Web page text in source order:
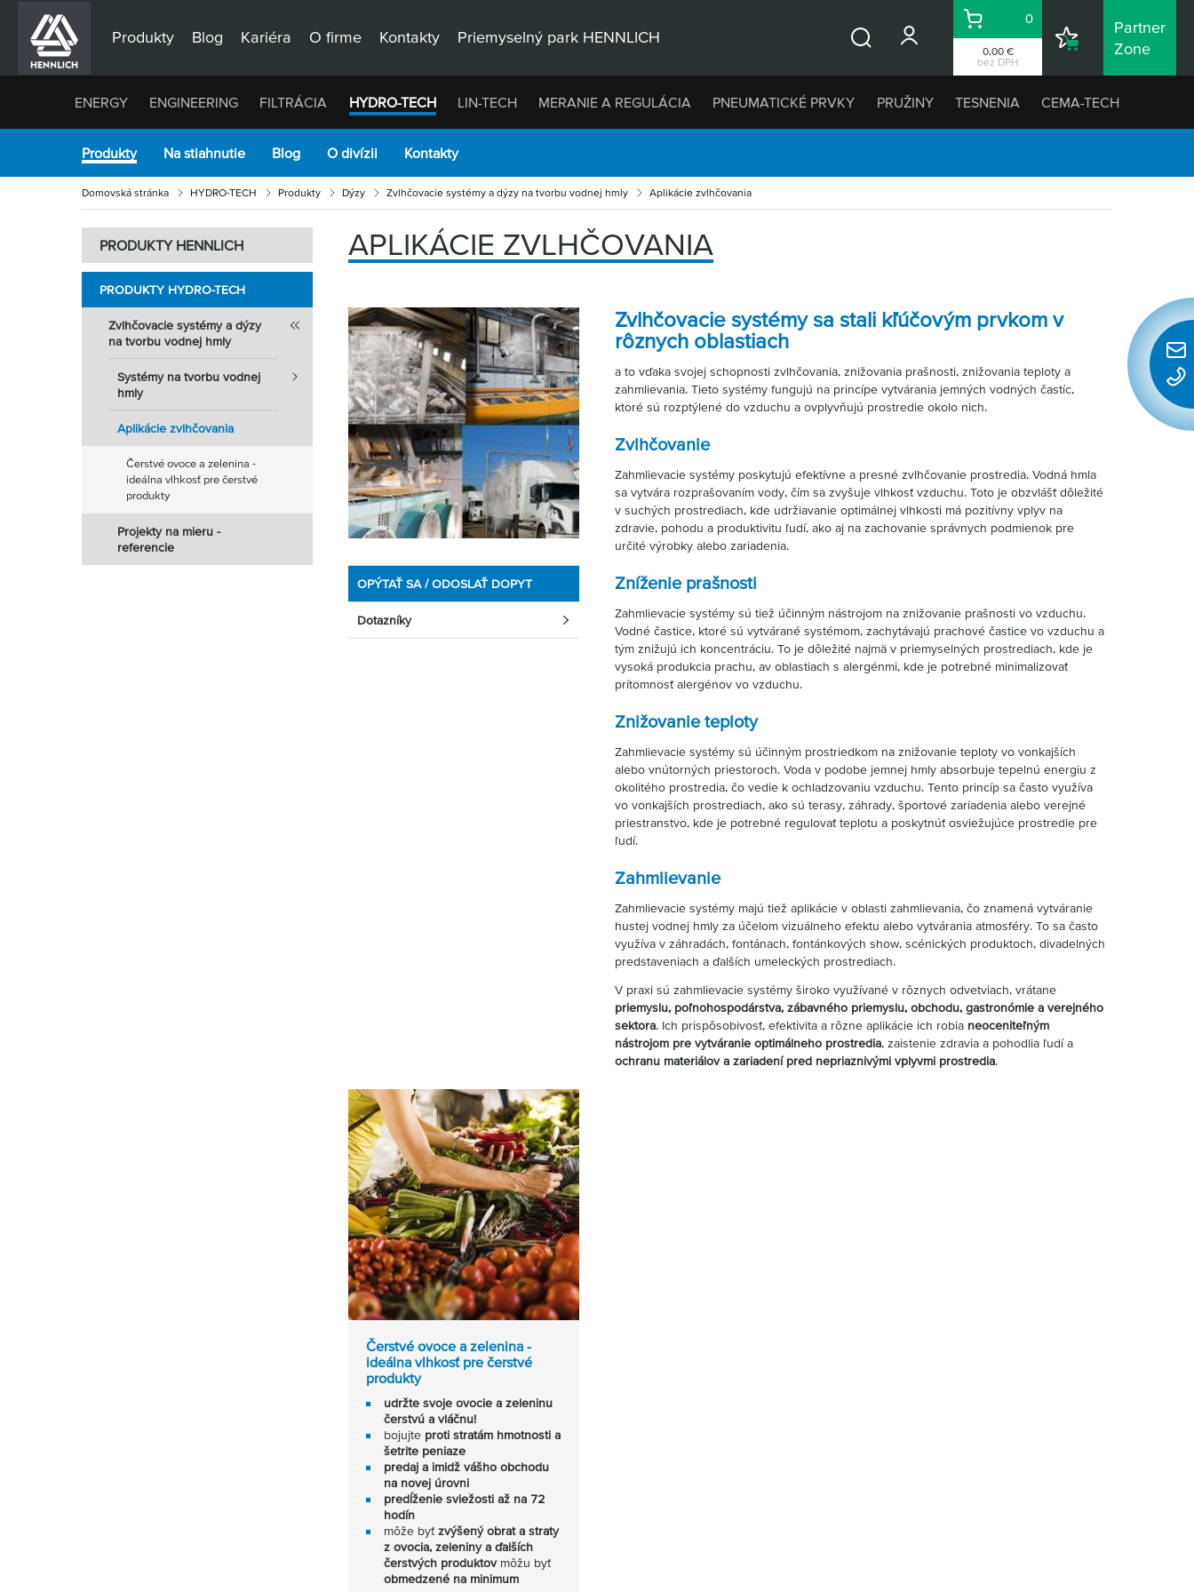
Produkty Blog Kariéra O firme Kontakty Priemyselný park HENNLICH
0,00 €
bez DPH
Košík
0
Nákupný
Partner
Zone
ENERGY ENGINEERING FILTRÁCIA HYDRO-TECH LIN-TECH MERANIE A REGULÁCIA PNEUMATICKÉ PRVKY PRUŽINY TESNENIA CEMA-TECH
Produkty Na stiahnutie Blog O divízii Kontakty
Domovská stránka HYDRO-TECH Produkty Dýzy Zvlhčovacie systémy a dýzy na tvorbu vodnej hmly Aplikácie zvlhčovania
PRODUKTY HENNLICH
PRODUKTY HYDRO-TECH
Zvlhčovacie systémy a dýzy
na tvorbu vodnej hmly
Systémy na tvorbu vodnej
hmly
Aplikácie zvlhčovania
Čerstvé ovoce a zelenina -
ideálna vlhkosť pre čerstvé
produkty
Projekty na mieru -
referencie
APLIKÁCIE ZVLHČOVANIA
OPÝTAŤ SA / ODOSLAŤ DOPYT
Dotazníky
Zvlhčovacie systémy sa stali kľúčovým prvkom v
rôznych oblastiach
a to vďaka svojej schopnosti zvlhčovania, znižovania prašnosti, znižovania teploty a
zahmlievania. Tieto systémy fungujú na princípe vytvárania jemných vodných častíc,
ktoré sú rozptýlené do vzduchu a ovplyvňujú prostredie okolo nich.
Zvlhčovanie
Zahmlievacie systémy poskytujú efektívne a presné zvlhčovanie prostredia. Vodná hmla
sa vytvára rozprašovaním vody, čím sa zvyšuje vlhkosť vzduchu. Toto je obzvlášť dôležité
v suchých prostrediach, kde udržiavanie optimálnej vlhkosti má pozitívny vplyv na
zdravie, pohodu a produktivitu ľudí, ako aj na zachovanie správnych podmienok pre
určité výrobky alebo zariadenia.
Zníženie prašnosti
Zahmlievacie systémy sú tiež účinným nástrojom na znižovanie prašnosti vo vzduchu.
Vodné častice, ktoré sú vytvárané systémom, zachytávajú prachové častice vo vzduchu a
tým znižujú ich koncentráciu. To je dôležité najmä v priemyselných prostrediach, kde je
vysoká produkcia prachu, av oblastiach s alergénmi, kde je potrebné minimalizovať
prítomnosť alergénov vo vzduchu.
Znižovanie teploty
Zahmlievacie systémy sú účinným prostriedkom na znižovanie teploty vo vonkajších
alebo vnútorných priestoroch. Voda v podobe jemnej hmly absorbuje tepelnú energiu z
okolitého prostredia, čo vedie k ochladzovaniu vzduchu. Tento princíp sa často využíva
vo vonkajších prostrediach, ako sú terasy, záhrady, športové zariadenia alebo verejné
priestranstvo, kde je potrebné regulovať teplotu a poskytnúť osviežujúce prostredie pre
ľudí.
Zahmlievanie
Zahmlievacie systémy majú tiež aplikácie v oblasti zahmlievania, čo znamená vytváranie
hustej vodnej hmly za účelom vizuálneho efektu alebo vytvárania atmosféry. To sa často
využíva v záhradách, fontánach, fontánkových show, scénických produktoch, divadelných
predstaveniach a ďalších umeleckých prostrediach.
V praxi sú zahmlievacie systémy široko využívané v rôznych odvetviach, vrátane
priemyslu, poľnohospodárstva, zábavného priemyslu, obchodu, gastronómie a verejného
sektora. Ich prispôsobivosť, efektivita a rôzne aplikácie ich robia neoceniteľným
nástrojom pre vytváranie optimálneho prostredia, zaistenie zdravia a pohodlia ľudí a
ochranu materiálov a zariadení pred nepriaznivými vplyvmi prostredia.
Čerstvé ovoce a zelenina -
ideálna vlhkosť pre čerstvé
produkty
udržte svoje ovocie a zeleninu
čerstvú a vláčnu!
bojujte proti stratám hmotnosti a
šetrite peniaze
predaj a imidž vášho obchodu
na novej úrovni
predĺženie sviežosti až na 72
hodín
môže byť zvýšený obrat a straty
z ovocia, zeleniny a ďalších
čerstvých produktov môžu byť
obmedzené na minimum